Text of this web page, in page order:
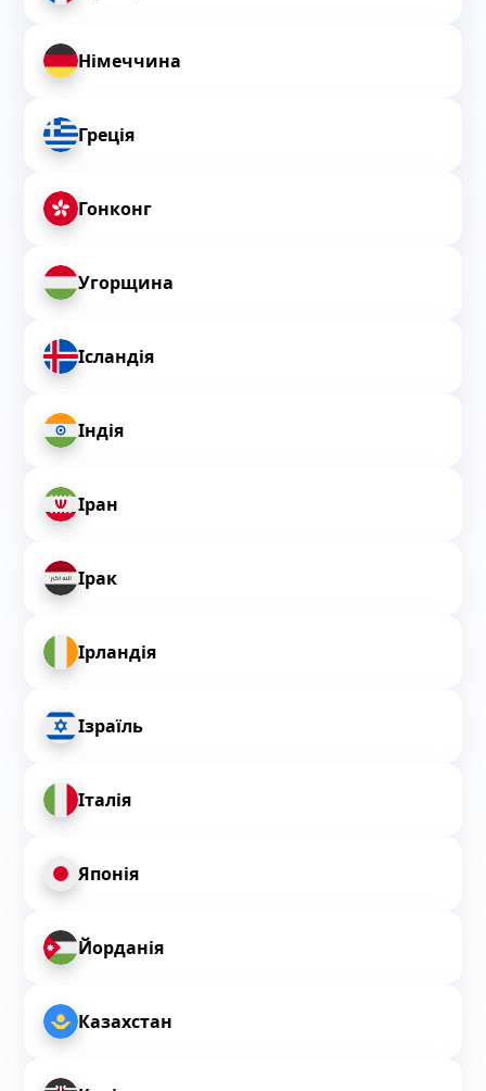
Німеччина
Греція
Гонконг
Угорщина
Ісландія
Індія
Іран
Ірак
Ірландія
Ізраїль
Італія
Японія
Йорданія
Казахстан